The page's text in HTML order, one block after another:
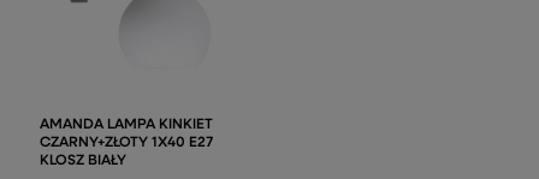
AMANDA LAMPA KINKIET
CZARNY+ZŁOTY 1X40 E27
KLOSZ BIAŁY